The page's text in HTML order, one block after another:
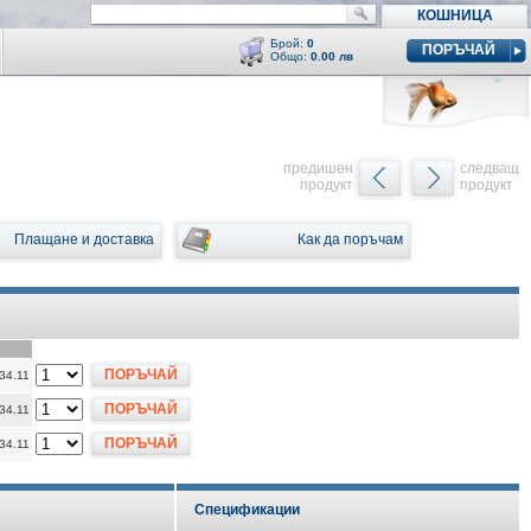
КОШНИЦА
Брой: 0
Общо: 0.00 лв ПОРЪЧАЙ
Кошницата е празна
следващ
продукт
предишен
продукт
Плащане и доставка Как да поръчам
ПОРЪЧАЙ
ПОРЪЧАЙ
ПОРЪЧАЙ
Спецификации